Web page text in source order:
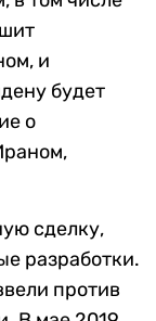
и
будет
о
сделку,
разработки.
против